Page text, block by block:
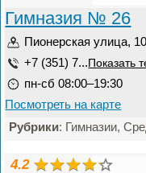
Гимназия № 26
Пионерская улица,
+7 (351) 7... Показать
пн-сб 08:00–19:30
Посмотреть на карте
Рубрики: Гимназии,
4.2